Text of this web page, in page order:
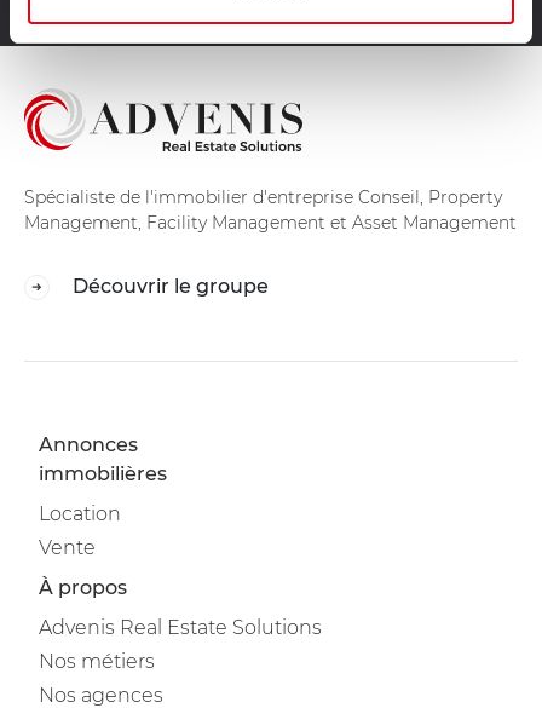
Spécialiste de l'immobilier d'entreprise Conseil, Property
Management, Facility Management et Asset Management
Découvrir le groupe
Annonces
immobilières
Location
Vente
À propos
Advenis Real Estate Solutions
Nos métiers
Nos agences